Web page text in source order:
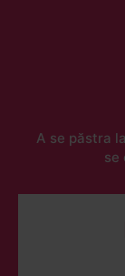
A se păstra
se